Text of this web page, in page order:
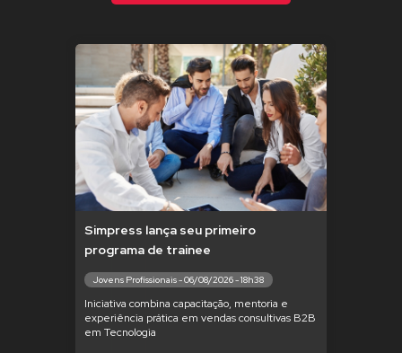
Simpress lança seu primeiro
programa de trainee
Jovens Profissionais - 06/08/2026 - 18h38
Iniciativa combina capacitação, mentoria e
experiência prática em vendas consultivas B2B
em Tecnologia